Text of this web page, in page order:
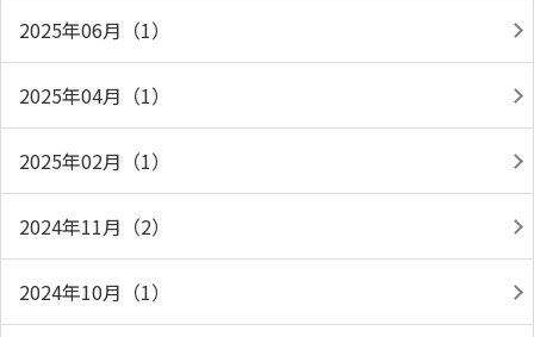
2025年06月（1）
2025年04月（1）
2025年02月（1）
2024年11月（2）
2024年10月（1）